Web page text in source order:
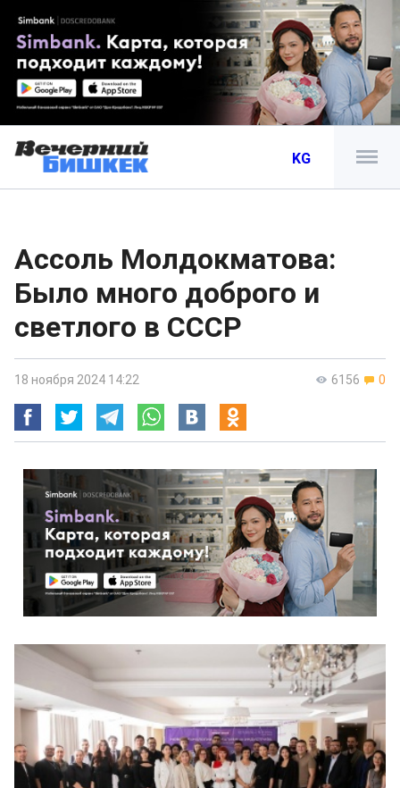
KG
Ассоль Молдокматова:
Было много доброго и
светлого в СССР
6156 0
18 ноября 2024 14:22